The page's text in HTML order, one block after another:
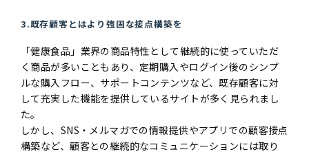
3.既存顧客とはより強固な接点構築を
「健康食品」業界の商品特性として継続的に使っていただ
く商品が多いこともあり、定期購入やログイン後のシンプ
ルな購入フロー、サポートコンテンツなど、既存顧客に対
して充実した機能を提供しているサイトが多く見られまし
た。
しかし、SNS・メルマガでの情報提供やアプリでの顧客接点
構築など、顧客との継続的なコミュニケーションには取り